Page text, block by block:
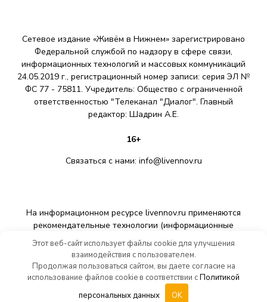
Сетевое издание «Живём в Нижнем» зарегистрировано
Федеральной службой по надзору в сфере связи,
информационных технологий и массовых коммуникаций
24.05.2019 г., регистрационный номер записи: серия ЭЛ №
ФС 77 - 75811. Учредитель: Общество с ограниченной
ответственностью "Телеканал "Диалог". Главный
редактор: Шадрин A.E.
16+
Связаться с нами: info@livennov.ru
На информационном ресурсе livennov.ru применяются
рекомендательные технологии (информационные
технологии предоставления информации на основе сбора,
систематизации и анализа сведений, относящихся к
предпочтениям пользователей сети «Интернет»,
находящихся на территории Российской Федерации).
Этот веб-сайт использует файлы cookie для улучшения
взаимодействия с пользователем.
Продолжая пользоваться сайтом, вы даете согласие на
использование файлов cookie в соответствии сПолитикой
персональных данных
OK